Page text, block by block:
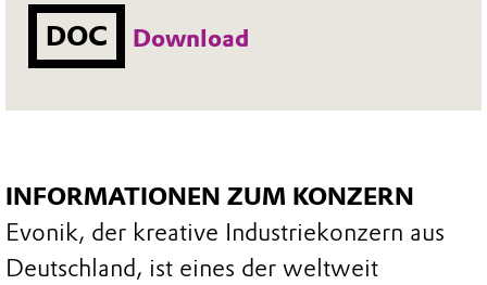
DOC Download
INFORMATIONEN ZUM KONZERN
Evonik, der kreative Industriekonzern aus
Deutschland, ist eines der weltweit